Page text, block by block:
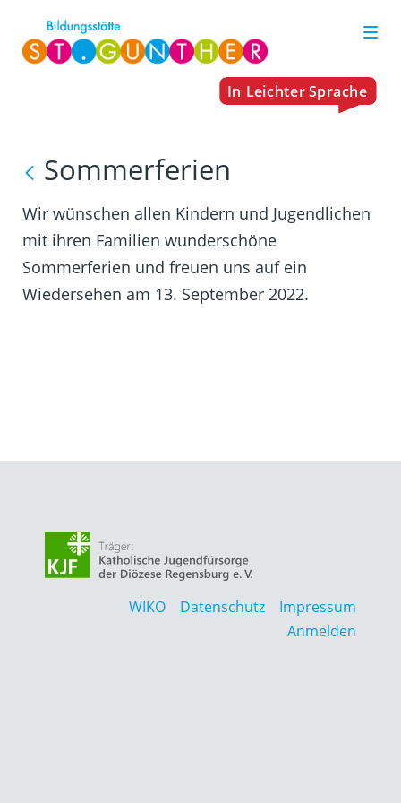
Sommerferien
Wir wünschen allen Kindern und Jugendlichen
mit ihren Familien wunderschöne
Sommerferien und freuen uns auf ein
Wiedersehen am 13. September 2022.
Impressum
Datenschutz
WIKO
Anmelden